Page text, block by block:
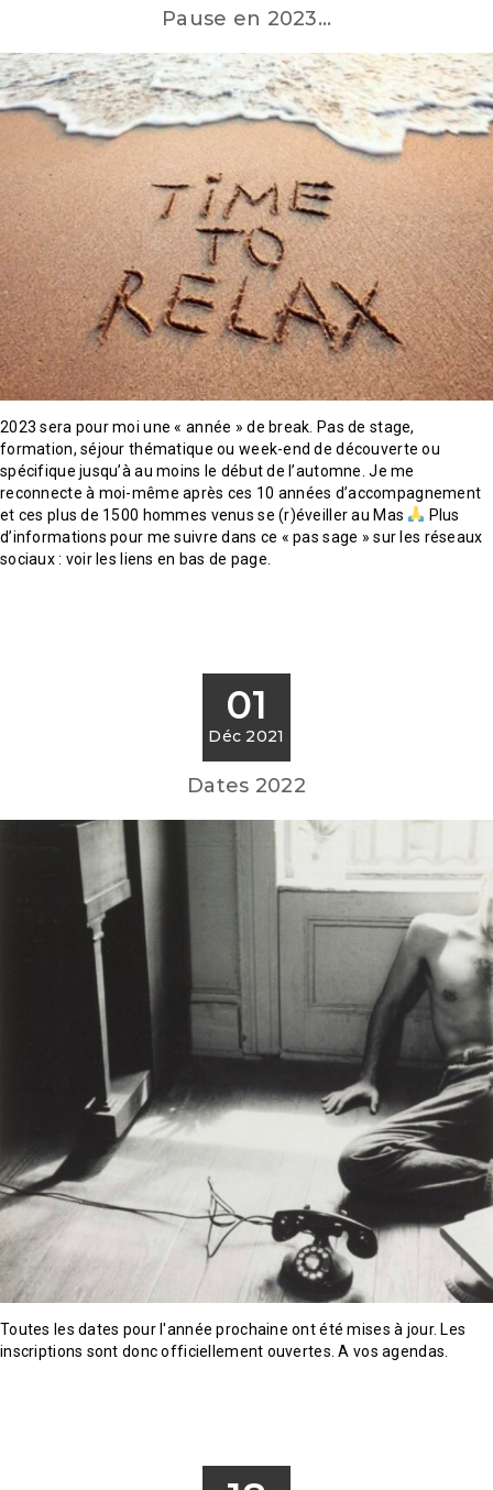
Pause en 2023…
2023 sera pour moi une « année » de break. Pas de stage,
formation, séjour thématique ou week-end de découverte ou
spécifique jusqu’à au moins le début de l’automne. Je me
reconnecte à moi-même après ces 10 années d’accompagnement
et ces plus de 1500 hommes venus se (r)éveiller au Mas
Plus
d’informations pour me suivre dans ce « pas sage » sur les réseaux
sociaux : voir les liens en bas de page.
01
Déc 2021
Dates 2022
Toutes les dates pour l'année prochaine ont été mises à jour. Les
inscriptions sont donc officiellement ouvertes. A vos agendas.